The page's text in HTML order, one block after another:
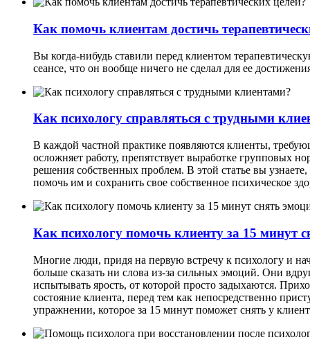
Как помочь клиентам достичь
Вы когда-нибудь ставили перед клиентом
сеансе, что он вообще ничего не сделал для ее
Как психологу справляться с трудными
В каждой частной практике появляются клиенты,
осложняет работу, препятствует выработке групповых
решения собственных проблем. В этой статье вы
помочь им и сохранить свое собственное психическое
Как психологу помочь клиенту за 15 минут
Многие люди, придя на первую встречу к психологу и
больше сказать ни слова из-за сильных эмоций. Они
испытывать ярость, от которой просто задыхаются.
состояние клиента, перед тем как непосредственно
упражнении, которое за 15 минут поможет снять у